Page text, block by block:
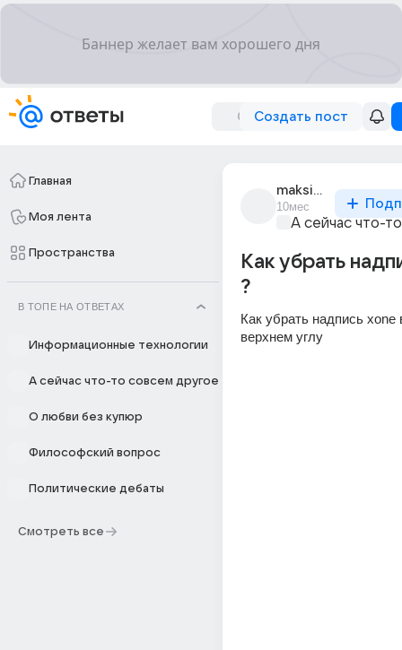
Создать пост
Главная
Моя лента
Пространства
В ТОПЕ НА ОТВЕТАХ
Информационные технологии
А сейчас что-то совсем другое
О любви без купюр
Философский вопрос
Политические дебаты
Смотреть все
maksim_bokov_269
10мес
А сейчас что-
Как убрать
?
Как убрать надпись xone
верхнем углу